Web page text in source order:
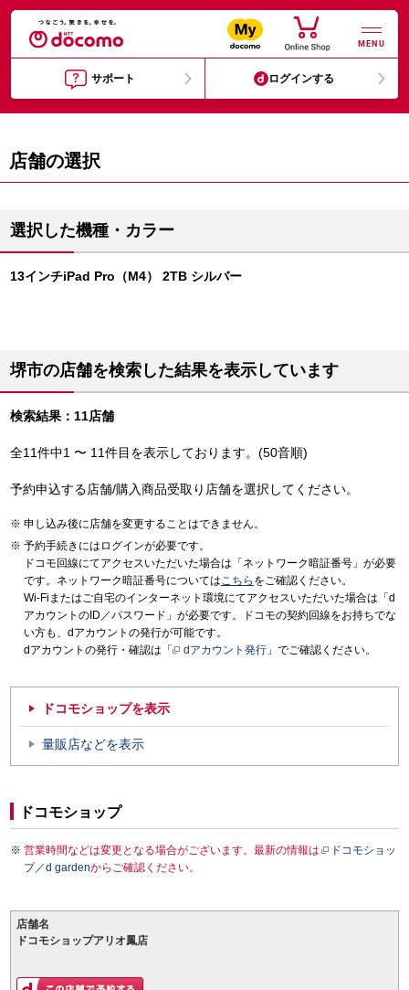
MENU
サポート ログインする
店舗の選択
選択した機種・カラー
13インチiPad Pro（M4） 2TB シルバー
堺市の店舗を検索した結果を表示しています
検索結果：11店舗
全11件中1 〜 11件目を表示しております。(50音順)
予約申込する店舗/購入商品受取り店舗を選択してください。
申し込み後に店舗を変更することはできません。
予約手続きにはログインが必要です。
ドコモ回線にてアクセスいただいた場合は「ネットワーク暗証番号」が必要
です。ネットワーク暗証番号についてはこちら をご確認ください。
Wi-Fiまたはご自宅のインターネット環境にてアクセスいただいた場合は「d
アカウントのID／パスワード」が必要です。ドコモの契約回線をお持ちでな
い方も、dアカウントの発行が可能です。
dアカウントの発行・確認は「
dアカウント発行 」でご確認ください。
ドコモショップを表示
量販店などを表示
ドコモショップ
営業時間などは変更となる場合がございます。最新の情報は
ドコモショッ
プ／d gardenからご確認ください。
店舗名
ドコモショップアリオ鳳店